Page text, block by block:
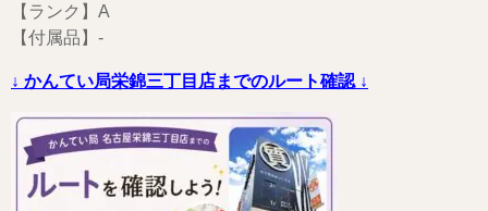
【ランク】A
【付属品】-
↓ かんてい局栄錦三丁目店までのルート確認 ↓